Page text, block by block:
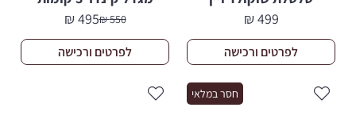
499
₪
לפרטים ורכישה
550
₪המחיר
המקורי
היה:
495
₪
המחיר
הנוכחי
הוא:
לפרטים ורכישה
חסר במלאי